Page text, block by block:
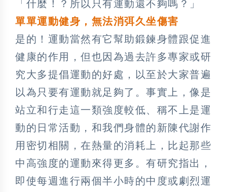
「什麼！？所以只有運動還不夠嗎？」
單單運動健身，無法消弭久坐傷害
是的！運動當然有它幫助鍛鍊身體跟促進
健康的作用，但也因為過去許多專家或研
究大多提倡運動的好處，以至於大家普遍
以為只要有運動就足夠了。事實上，像是
站立和行走這一類強度較低、稱不上是運
動的日常活動，和我們身體的新陳代謝作
用密切相關，在熱量的消耗上，比起那些
中高強度的運動來得更多。有研究指出，
即使每週進行兩個半小時的中度或劇烈運